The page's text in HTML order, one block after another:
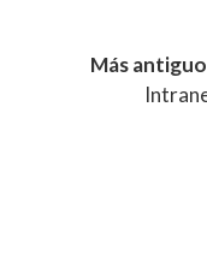
Más antiguo